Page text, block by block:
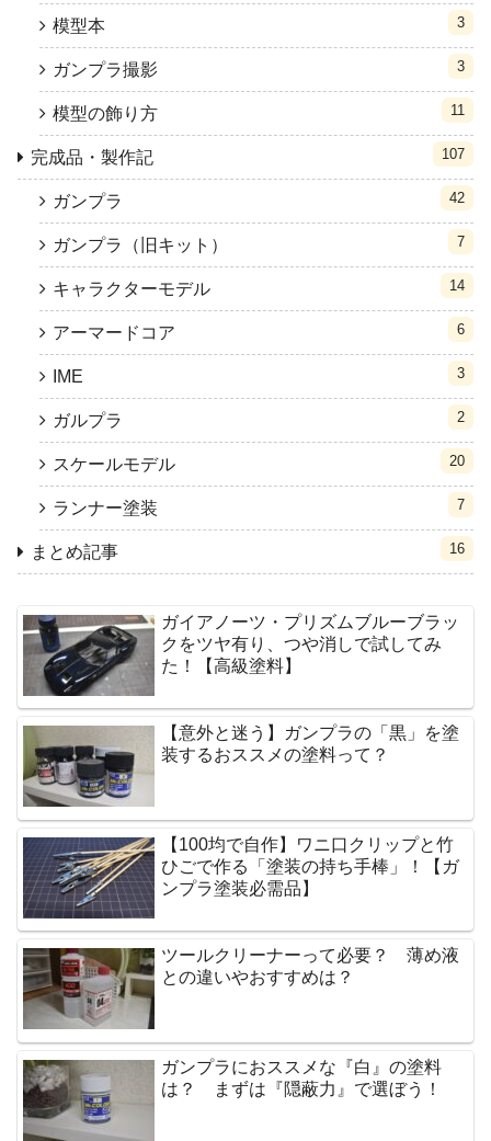
模型本 3
ガンプラ撮影 3
模型の飾り方 11
完成品・製作記 107
ガンプラ 42
ガンプラ（旧キット） 7
キャラクターモデル 14
アーマードコア 6
IME 3
ガルプラ 2
スケールモデル 20
ランナー塗装 7
まとめ記事 16
ガイアノーツ・プリズムブルーブラッ
クをツヤ有り、つや消しで試してみ
た！【高級塗料】
【意外と迷う】ガンプラの「黒」を塗
装するおススメの塗料って？
【100均で自作】ワニ口クリップと竹
ひごで作る「塗装の持ち手棒」！【ガ
ンプラ塗装必需品】
ツールクリーナーって必要？ 薄め液
との違いやおすすめは？
ガンプラにおススメな『白』の塗料
は？ まずは『隠蔽力』で選ぼう！